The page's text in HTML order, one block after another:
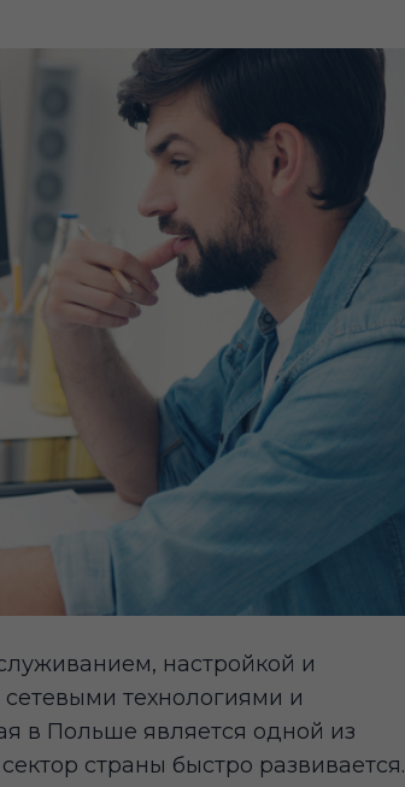
настройкой и
технологиями и
в Польше является одной из
страны быстро развивается.